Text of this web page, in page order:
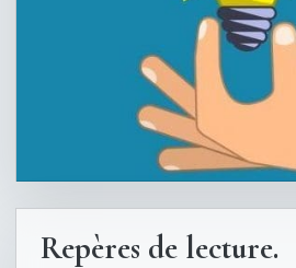
Repères de lecture.